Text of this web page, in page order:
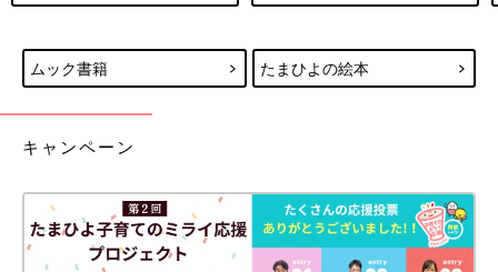
ムック書籍 たまひよの絵本
キャンペーン